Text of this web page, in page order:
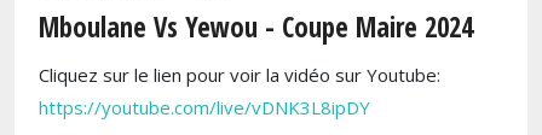
Mboulane Vs Yewou - Coupe Maire 2024
Cliquez sur le lien pour voir la vidéo sur Youtube:
https://youtube.com/live/vDNK3L8ipDY